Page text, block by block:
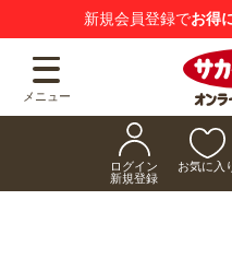
新規会員登録でお得
メニュー
ログイン
新規登録
お気に入